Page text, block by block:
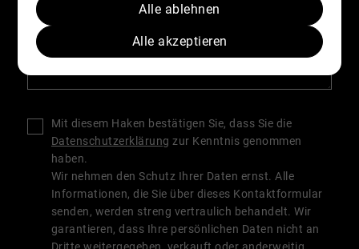
Mit diesem Haken bestätigen Sie, dass Sie die
Datenschutzerklärung zur Kenntnis genommen
haben.
Wir nehmen den Schutz Ihrer Daten ernst. Alle
Informationen, die Sie über dieses Kontaktformular
senden, werden streng vertraulich behandelt. Wir
garantieren, dass Ihre persönlichen Daten nicht an
Alle ablehnen
Alle akzeptieren